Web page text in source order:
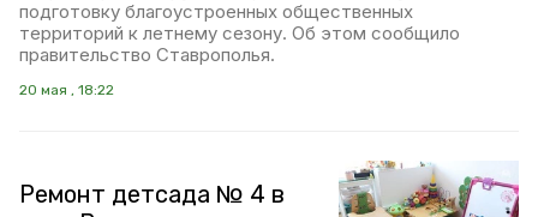
подготовку благоустроенных общественных
территорий к летнему сезону. Об этом сообщило
правительство Ставрополья.
20 мая , 18:22
Ремонт детсада № 4 в